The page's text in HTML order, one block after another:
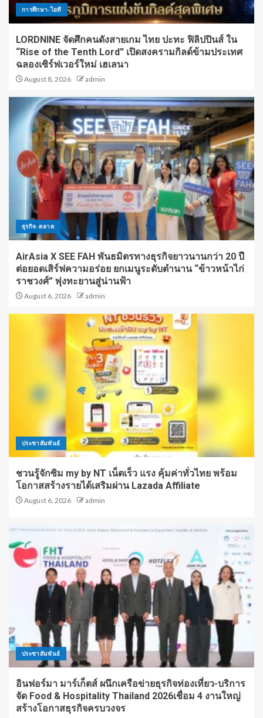
การศึกษา-ไอที
LORDNINE จัดศึกคนดังสายเกม ไทย ปะทะ ฟิลิปปินส์ ใน
“Rise of the Tenth Lord” เปิดสงครามกิลด์ข้ามประเทศ
ฉลองเซิร์ฟเวอร์ใหม่ เฮเลนา
August 8, 2026 admin
ธุรกิจ-ตลาด
AirAsia X SEE FAH พันธมิตรทางธุรกิจยาวนานกว่า 20 ปี
ต่อยอดเสิร์ฟความอร่อย ยกเมนูระดับตำนาน “ข้าวหน้าไก่
ราชวงศ์” พุ่งทะยานสู่น่านฟ้า
August 6, 2026 admin
ประชาสัมพันธ์
ชวนรู้จักซิม my by NT เน็ตเร็ว แรง คุ้มค่าทั่วไทย พร้อม
โอกาสสร้างรายได้เสริมผ่าน Lazada Affiliate
August 6, 2026 admin
ประชาสัมพันธ์
อินฟอร์มา มาร์เก็ตส์ ผนึกเครือข่ายธุรกิจท่องเที่ยว-บริการ
จัด Food & Hospitality Thailand 2026เชื่อม 4 งานใหญ่
สร้างโอกาสธุรกิจครบวงจร